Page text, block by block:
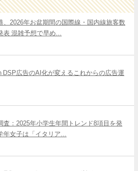
、2026年お盆期間の国際線・国内線旅客数
表 混雑予想で早め...
DSP広告のAI化が変えるこれからの広告運
査：2025年小学生年間トレンド8項目を発
年女子は「イタリア...